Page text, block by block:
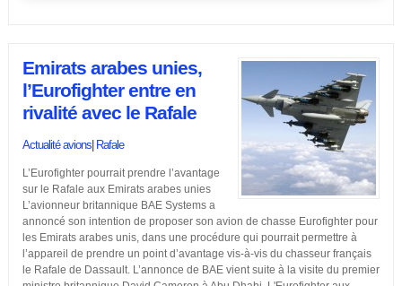
Emirats arabes unies,
l’Eurofighter entre en
rivalité avec le Rafale
Actualité avions| Rafale
L’Eurofighter pourrait prendre l’avantage
sur le Rafale aux Emirats arabes unies
L’avionneur britannique BAE Systems a
annoncé son intention de proposer son avion de chasse Eurofighter pour
les Emirats arabes unis, dans une procédure qui pourrait permettre à
l’appareil de prendre un point d’avantage vis-à-vis du chasseur français
le Rafale de Dassault. L’annonce de BAE vient suite à la visite du premier